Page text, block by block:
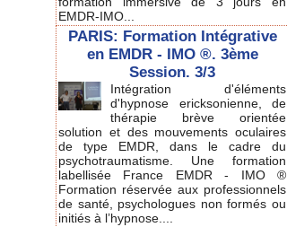
EMDR-IMO...
PARIS: Formation Intégrative
en EMDR - IMO ®. 3ème
Session. 3/3
Intégration d'éléments
d'hypnose ericksonienne, de
thérapie brève orientée
solution et des mouvements oculaires
de type EMDR, dans le cadre du
psychotraumatisme. Une formation
labellisée France EMDR - IMO ®
Formation réservée aux professionnels
de santé, psychologues non formés ou
initiés à l’hypnose....